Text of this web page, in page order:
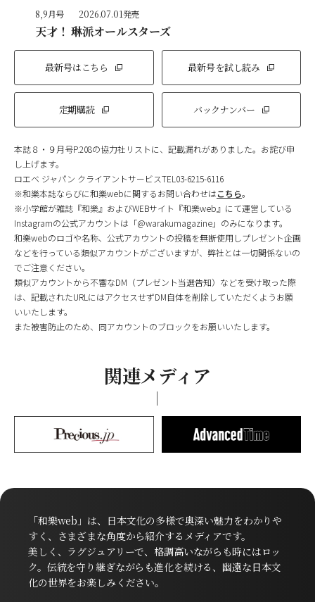
8,9月号 2026.07.01発売
天才！ 琳派オールスターズ
最新号はこちら 最新号を試し読み
定期購読 バックナンバー
本誌８・９月号P.208の協力社リストに、記載漏れがありました。お詫び申
し上げます。
ロエベ ジャパン クライアントサービスTEL03-6215-6116
※和樂本誌ならびに和樂webに関するお問い合わせはこちら。
※小学館が雑誌『和樂』およびWEBサイト『和樂web』にて運営している
Instagramの公式アカウントは「@warakumagazine」のみになります。
和樂webのロゴや名称、公式アカウントの投稿を無断使用しプレゼント企画
などを行っている類似アカウントがございますが、弊社とは一切関係ないの
でご注意ください。
類似アカウントから不審なDM（プレゼント当選告知）などを受け取った際
は、記載されたURLにはアクセスせずDM自体を削除していただくようお願
いいたします。
また被害防止のため、同アカウントのブロックをお願いいたします。
関連メディア
「和樂web」は、日本文化の多様で奥深い魅力をわかりや
すく、さまざまな角度から紹介するメディアです。
美しく、ラグジュアリーで、格調高いながらも時にはロッ
ク。伝統を守り継ぎながらも進化を続ける、幽遠な日本文
化の世界をお楽しみください。